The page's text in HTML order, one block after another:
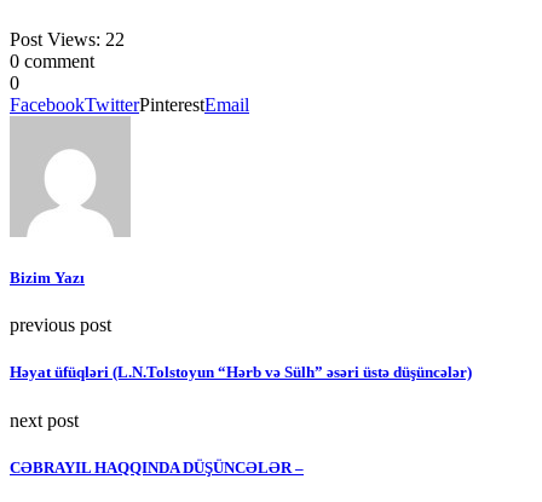
Post Views: 22
0 comment
0
FacebookTwitterPinterestEmail
Bizim Yazı
previous post
Həyat üfüqləri (L.N.Tolstoyun “Hərb və Sülh” əsəri üstə düşüncələr)
next post
CƏBRAYIL HAQQINDA DÜŞÜNCƏLƏR –